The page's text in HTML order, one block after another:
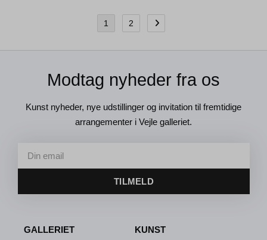
1 2
Modtag nyheder fra os
Kunst nyheder, nye udstillinger og invitation til fremtidige
arrangementer i Vejle galleriet.
TILMELD
GALLERIET
KUNST